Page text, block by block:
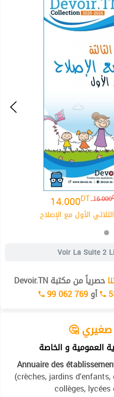
16.000
14.000DT
الأول مع الإصلاح
Voir La Suite
حصرياً من مكتبة Devoir.TN
أو99 062 769
صغيري
العمومية و الخاصة
Annuaire des
(crèches, jardins
collèges,